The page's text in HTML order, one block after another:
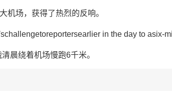
机场，获得了热烈的反响。
in the day to asix-
晨绕着机场慢跑6千米。